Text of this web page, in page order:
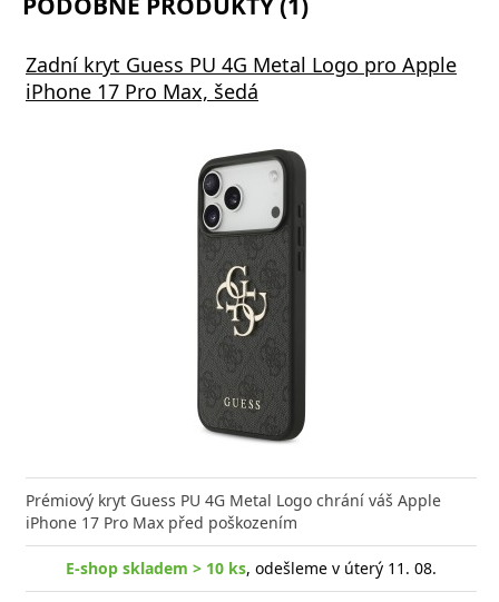
Zadní kryt Guess PU 4G Metal Logo pro Apple
iPhone 17 Pro Max, šedá
Prémiový kryt Guess PU 4G Metal Logo chrání váš Apple
iPhone 17 Pro Max před poškozením
E-shop skladem > 10 ks, odešleme v úterý 11. 08.